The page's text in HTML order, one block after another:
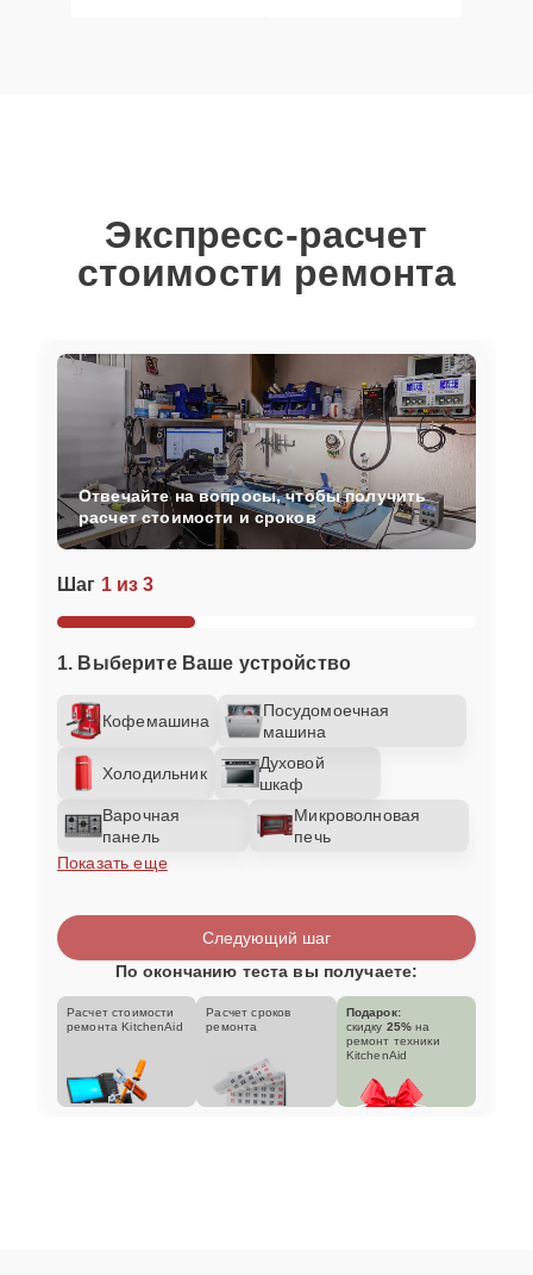
Экспресс-расчет
стоимости ремонта
Шаг 1 из 3
1. Выберите Ваше устройство
Кофемашина
Посудомоечная
машина
Холодильник
Духовой
шкаф
Варочная
панель
Микроволновая
печь
Показать еще
Отвечайте на вопросы, чтобы получить
расчет стоимости и сроков
Следующий шаг
По окончанию теста вы получаете:
Расчет стоимости
ремонта KitchenAid
Расчет сроков
ремонта
Подарок:
скидку 25% на
ремонт техники
KitchenAid